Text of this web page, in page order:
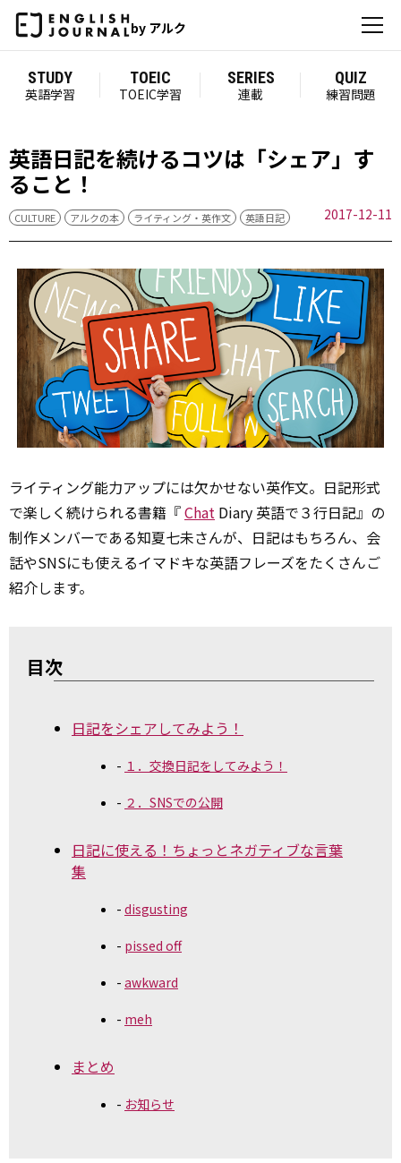
by アルク
STUDY
英語学習
TOEIC
TOEIC学習
SERIES
連載
QUIZ
練習問題
英語日記を続けるコツは「シェア」す
ること！
CULTURE アルクの本 ライティング・英作文 英語日記 2017-12-11
ライティング能力アップには欠かせない英作文。日記形式
で楽しく続けられる書籍『Chat Diary 英語で３行日記』の
制作メンバーである知夏七未さんが、日記はもちろん、会
話やSNSにも使えるイマドキな英語フレーズをたくさんご
紹介します。
目次
日記をシェアしてみよう！
１．交換日記をしてみよう！
２．SNSでの公開
日記に使える！ちょっとネガティブな言葉
集
disgusting
pissed off
awkward
meh
まとめ
お知らせ